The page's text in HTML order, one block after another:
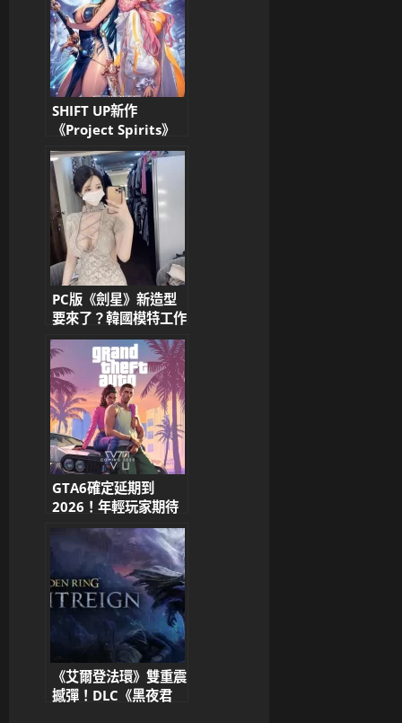
SHIFT UP新作
《Project Spirits》
正式公開！金亨泰團隊
打造UE5東方幻想開放
世界 2027年全球上
市
PC版《劍星》新造型
要來了？韓國模特工作
照掀起玩家討論熱潮
GTA6確定延期到
2026！年輕玩家期待
值爆表，品質值得等待
《艾爾登法環》雙重震
撼彈！DLC《黑夜君